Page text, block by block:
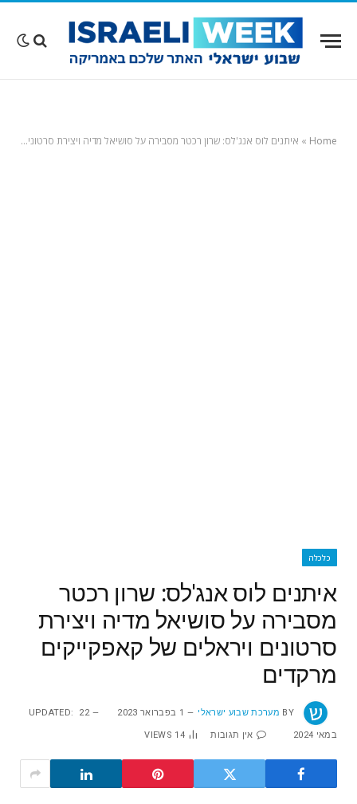
Home
» איתנים לוס אנג'לס: שרון רכטר מסבירה על סושיאל מדיה ויצירת סרטונים ויראלים של קאפקייקים מרקדים
כלכלה
איתנים לוס אנג'לס: שרון רכטר
מסבירה על סושיאל מדיה ויצירת
סרטונים ויראלים של קאפקייקים
מרקדים
BY מערכת שבוע ישראלי 1 בפברואר 2023 UPDATED: 22
במאי 2024 אין תגובות 14
VIEWS